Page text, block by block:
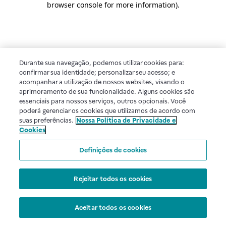
browser console for more information).
Durante sua navegação, podemos utilizar cookies para:
confirmar sua identidade; personalizar seu acesso; e
acompanhar a utilização de nossos websites, visando o
aprimoramento de sua funcionalidade. Alguns cookies são
essenciais para nossos serviços, outros opcionais. Você
poderá gerenciar os cookies que utilizamos de acordo com
suas preferências. Nossa Política de Privacidade e
Cookies
Definições de cookies
Rejeitar todos os cookies
Aceitar todos os cookies